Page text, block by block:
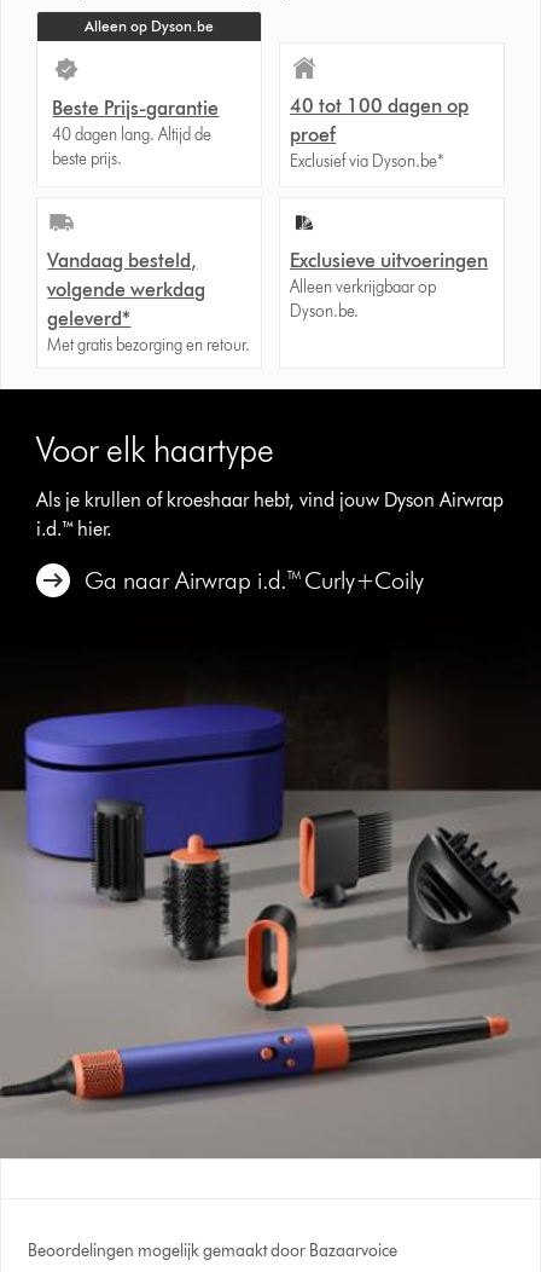
Alleen op Dyson.be
Beste Prijs-garantie
40 dagen lang. Altijd de
beste prijs.
40 tot 100 dagen op
proef
Exclusief via Dyson.be*
Vandaag besteld,
volgende werkdag
geleverd*
Met gratis bezorging en retour.
Exclusieve uitvoeringen
Alleen verkrijgbaar op
Dyson.be.
Voor elk haartype
Als je krullen of kroeshaar hebt, vind jouw Dyson Airwrap
i.d.™ hier.
Ga naar Airwrap i.d.™ Curly+Coily
Beoordelingen mogelijk gemaakt door Bazaarvoice